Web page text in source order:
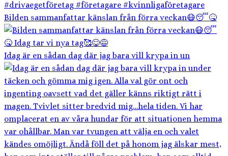
Bilden sammanfattar känslan från förra veckan😷😴🤒
Idag är en sådan dag där jag bara vill krypa in un